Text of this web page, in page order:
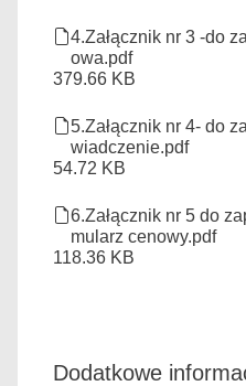
4.Załącznik nr 3 -do
owa.pdf
379.66 KB
5.Załącznik nr 4- do
wiadczenie.pdf
54.72 KB
6.Załącznik nr 5 do
mularz cenowy.pdf
118.36 KB
Dodatkowe